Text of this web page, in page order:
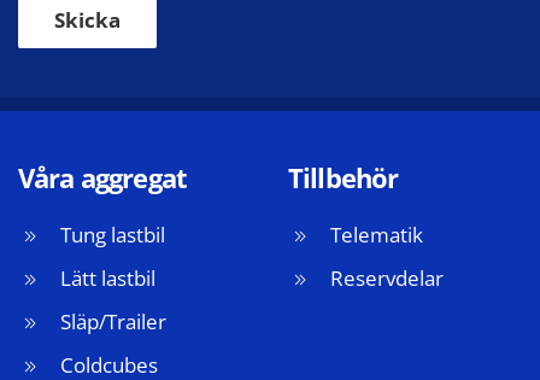
Skicka
Våra aggregat
Tung lastbil
Lätt lastbil
Släp/Trailer
Coldcubes
Tillbehör
Telematik
Reservdelar